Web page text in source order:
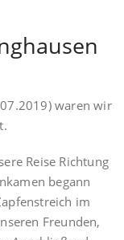
waren wir
Reise Richtung
begann
im
Freunden,